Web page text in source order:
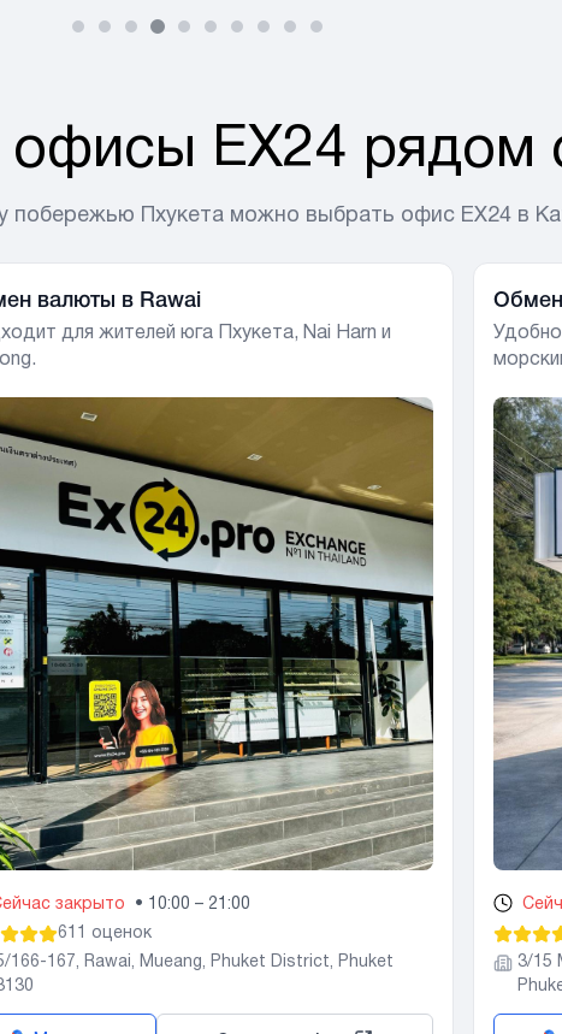
EX24 рядом
Пхукета можно выбрать офис EX24 в
валюты в Rawai
для жителей юга Пхукета, Nai Harn и
закрыто •
10:00 – 21:00
611 оценок
166-167, Rawai, Mueang, Phuket District, Phuket
3/15